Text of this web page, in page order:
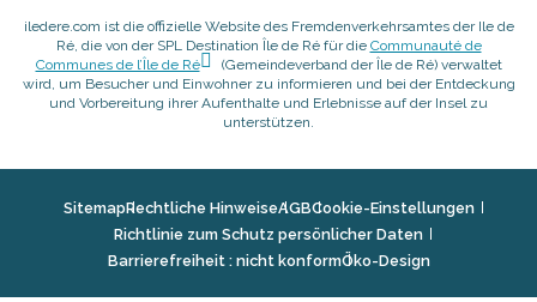
iledere.com ist die offizielle Website des Fremdenverkehrsamtes der Ile de
Ré, die von der SPL Destination Île de Ré für die Communauté de
Communes de l’Île de Ré
(Gemeindeverband der Île de Ré) verwaltet
wird, um Besucher und Einwohner zu informieren und bei der Entdeckung
und Vorbereitung ihrer Aufenthalte und Erlebnisse auf der Insel zu
unterstützen.
SitemapRechtliche HinweiseAGBCookie-Einstellungen
Richtlinie zum Schutz persönlicher Daten
Barrierefreiheit : nicht konformÖko-Design